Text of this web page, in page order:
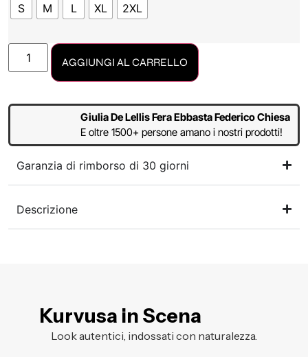
S
M L XL 2XL
AGGIUNGI AL CARRELLO
Giulia De Lellis Fera Ebbasta Federico Chiesa
E oltre 1500+ persone amano i nostri prodotti!
Garanzia di rimborso di 30 giorni
Descrizione
Kurvusa in Scena
Look autentici, indossati con naturalezza.